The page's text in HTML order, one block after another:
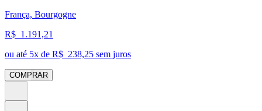
França, Bourgogne
R$ 1.191,21
ou até 5x de R$ 238,25 sem juros
COMPRAR